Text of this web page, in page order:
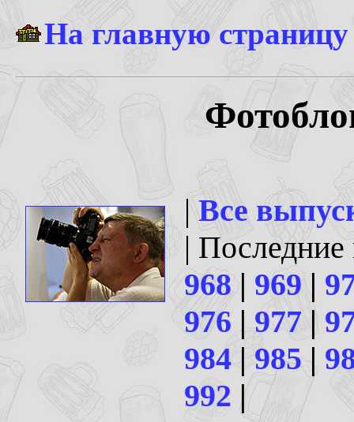
На главную
|Все
|
968| 969|
976 | 977 |
984 | 985|
992 |